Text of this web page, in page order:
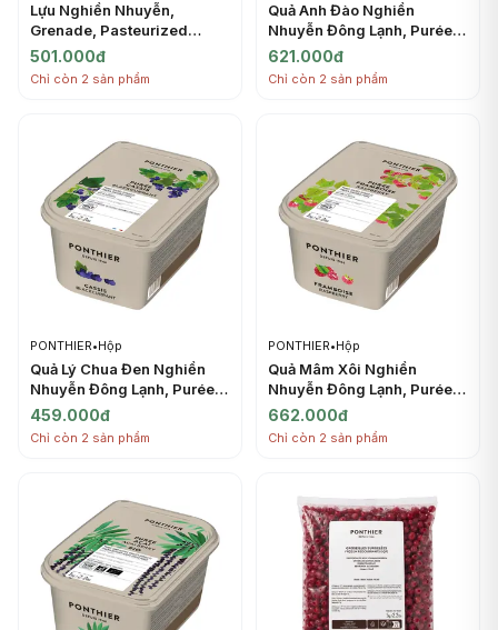
Lựu Nghiền Nhuyễn,
Grenade, Pasteurized
Chilled Sugared Puree
Pomegranate (1kg) -
501.000đ
Chỉ còn 2 sản phẩm
Quả Anh Đào Nghiền
Nhuyễn Đông Lạnh, Purée
Griotte, Frozen Sugared
Morello Cherry, 2.2 lbs
(1kg) - PONTHIER
621.000đ
Chỉ còn 2 sản phẩm
PONTHIER•Hộp
Quả Lý Chua Đen Nghiền
Nhuyễn Đông Lạnh, Purée
Cassis, Frozen Sugared
Blackcurrant, 2.2 lbs (1kg) -
459.000đ
Chỉ còn 2 sản phẩm
PONTHIER•Hộp
Quả Mâm Xôi Nghiền
Nhuyễn Đông Lạnh, Purée
Framboise, Frozen
Raspberry, 2.2 lbs (1kg) -
662.000đ
Chỉ còn 2 sản phẩm